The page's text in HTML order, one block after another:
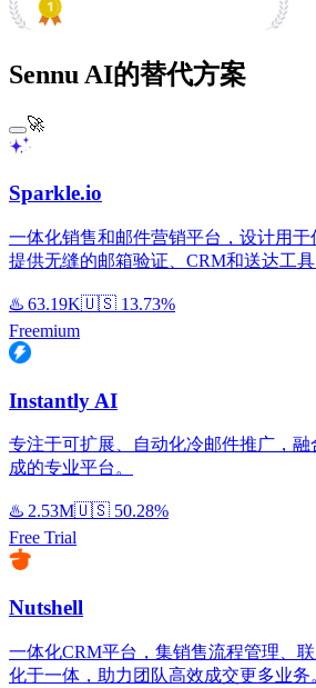
Sennu AI的替代方案
🚀
Sparkle.io
一体化销售和邮件营销平台，设计用于
提供无缝的邮箱验证、CRM和送达工具
♨️ 63.19K🇺🇸 13.73%
Freemium
Instantly AI
专注于可扩展、自动化冷邮件推广，
成的专业平台。
♨️ 2.53M🇺🇸 50.28%
Free Trial
Nutshell
一体化CRM平台，集销售流程管理、
化于一体，助力团队高效成交更多业务